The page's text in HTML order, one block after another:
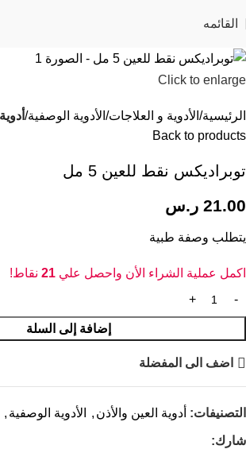
القائمه
Click to enlarge
الرئيسية الأدوية و العلاجات الأدوية الوصفية
Back to products
توبراديكس نقط للعين 5 مل
21.00 ر.س
يتطلب وصفة طبية
اكمل عملية الشراء الأن واحصل علي 21 نقاط!
إضافة إلى السلة
اضف الى المفضلة
التصنيفات: أدوية العين والأذن , الأدوية الوصفية ,
شارك: